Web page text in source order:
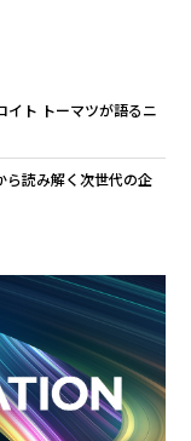
イト トーマツが語るニ
読み解く次世代の企